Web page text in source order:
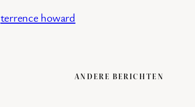
terrence howard
ANDERE BERICHTEN